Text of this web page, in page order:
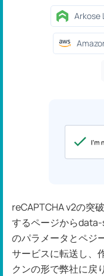
Arkose
reCAPTCHA v2の突
するページから
のパラメータとペジ
サービスに転送し、
クンの形で弊社に戻